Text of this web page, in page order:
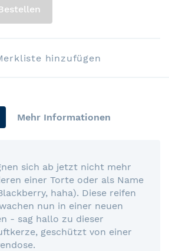
hinzufügen
Mehr Informationen
sich ab jetzt nicht mehr
einer Torte oder als Name
haha). Diese reifen
nun in einer neuen
- sag hallo zu dieser
geschützt von einer